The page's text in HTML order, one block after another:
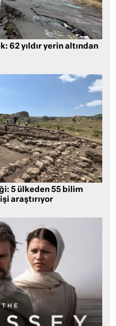
62 yıldır yerin altından
5 ülkeden 55 bilim
araştırıyor